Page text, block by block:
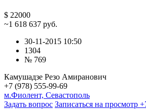
$ 22000
~1 618 637 руб.
30-11-2015 10:50
1304
№ 769
Камушадзе Резо Амиранович
+7 (978) 555-99-69
м.Фиолент, Севастополь
Задать вопрос Записаться на просмотр